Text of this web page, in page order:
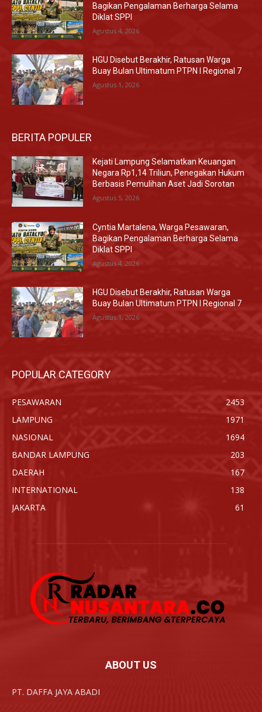
Bagikan Pengalaman Berharga Selama
Diklat SPPI
Agustus 4, 2026
HGU Disebut Berakhir, Ratusan Warga
Buay Bulan Ultimatum PTPN I Regional 7
Agustus 1, 2026
BERITA POPULER
Kejati Lampung Selamatkan Keuangan
Negara Rp1,14 Triliun, Penegakan Hukum
Berbasis Pemulihan Aset Jadi Sorotan
Agustus 5, 2026
Cyntia Martalena, Warga Pesawaran,
Bagikan Pengalaman Berharga Selama
Diklat SPPI
Agustus 4, 2026
HGU Disebut Berakhir, Ratusan Warga
Buay Bulan Ultimatum PTPN I Regional 7
Agustus 1, 2026
POPULAR CATEGORY
PESAWARAN
2453
LAMPUNG
1971
NASIONAL
1694
BANDAR LAMPUNG
203
DAERAH
167
INTERNATIONAL
138
JAKARTA
61
ABOUT US
PT. DAFFA JAYA ABADI